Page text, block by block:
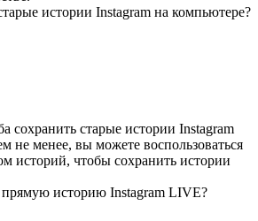
истории Instagram на компьютере?
сохранить старые истории Instagram
не менее, вы можете воспользоваться
историй, чтобы сохранить истории
историю Instagram LIVE?